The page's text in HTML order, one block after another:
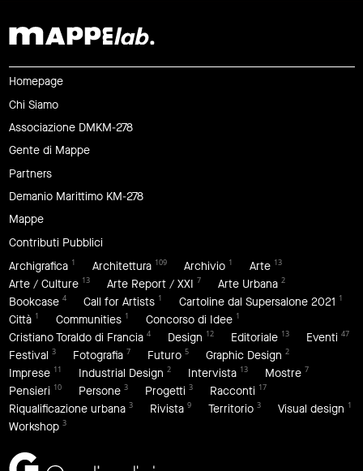
Homepage
Chi Siamo
Associazione DMKM-278
Gente di Mappe
Partners
Demanio Marittimo KM-278
Mappe
Contributi Pubblici
Archigrafica 1 Architettura 109 Archivio 1 Arte 13
Arte / Culture 13 Arte Report / XXI 7 Arte Urbana 2
Bookcase 4 Call for Artists 1 Cartoline dal Supersalone 2021 1
Città 1 Communities 1 Concorso di Idee 1
Cristiano Toraldo di Francia 4 Design 12 Editoriale 13 Eventi 47
Festival 3 Fotografia 7 Futuro 5 Graphic Design 2
Imprese 11 Industrial Design 2 Intervista 13 Mostre 7
Pensieri 10 Persone 3 Progetti 3 Racconti 17
Riqualificazione urbana 3 Rivista 9 Territorio 3 Visual design 1
Workshop 3